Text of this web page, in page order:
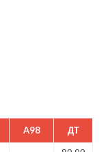
A98 ДТ